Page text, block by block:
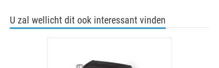
U zal wellicht dit ook interessant vinden